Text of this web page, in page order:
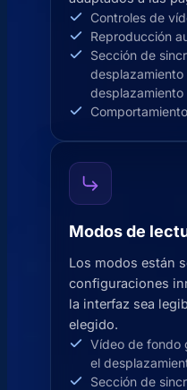
Controles de
Reproducción
Sección de
desplazamiento
Modos de
Los modos están
configuraciones
la interfaz sea
elegido.
Vídeo de fondo
el
Sección de